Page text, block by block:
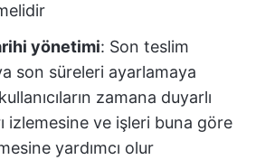
yönetimi: Son teslim
son süreleri ayarlamaya
zamana duyarlı
izlemesine ve işleri buna göre
yardımcı olur